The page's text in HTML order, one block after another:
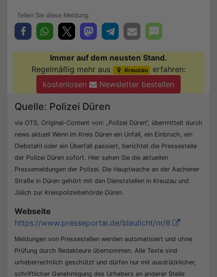
Immer auf dem neusten Stand.
Regelmäßig mehr aus
Kreuzau erfahren:
kostenlosen
Newsletter bestellen
Quelle: Polizei Düren
via OTS, Original-Content von: „Polizei Düren“, übermittelt durch
news aktuell Wenn im Kreis Düren ein Unfall, ein Einbruch, ein
Diebstahl oder ein Überfall passiert, berichtet die Pressestelle
der Polizei Düren sofort. Hier sehen Sie die aktuellen
Pressemeldungen der Polizei. Die Hauptwache an der Aachener
Straße in Düren gehört mit den Dienststellen in Kreuzau und
Jülich zur Kreispolizeibehörde Düren.
Webseite
https://www.presseportal.de/blaulicht/nr/8
Meldungen von Pressestellen werden automatisiert und ohne
Prüfung durch Redakteure übernommen. Alle Texte sind
urheberrechtlich geschützt und dürfen nur mit ausdrücklicher,
schriftlicher Genehmigung des Urhebers an anderer Stelle